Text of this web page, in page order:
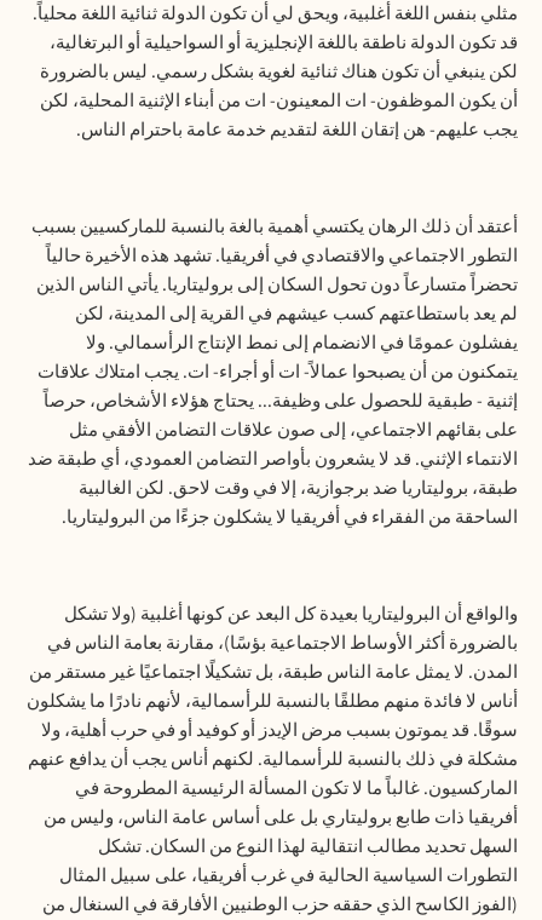
مثلي بنفس اللغة أغلبية، ويحق لي أن تكون الدولة ثنائية اللغة محلياً.
قد تكون الدولة ناطقة باللغة الإنجليزية أو السواحيلية أو البرتغالية،
لكن ينبغي أن تكون هناك ثنائية لغوية بشكل رسمي. ليس بالضرورة
أن يكون الموظفون- ات المعينون- ات من أبناء الإثنية المحلية، لكن
يجب عليهم- هن إتقان اللغة لتقديم خدمة عامة باحترام الناس.
أعتقد أن ذلك الرهان يكتسي أهمية بالغة بالنسبة للماركسيين بسبب
التطور الاجتماعي والاقتصادي في أفريقيا. تشهد هذه الأخيرة حالياً
تحضراً متسارعاً دون تحول السكان إلى بروليتاريا. يأتي الناس الذين
لم يعد باستطاعتهم كسب عيشهم في القرية إلى المدينة، لكن
يفشلون عمومًا في الانضمام إلى نمط الإنتاج الرأسمالي. ولا
يتمكنون من أن يصبحوا عمالاً- ات أو أجراء- ات. يجب امتلاك علاقات
إثنية - طبقية للحصول على وظيفة... يحتاج هؤلاء الأشخاص، حرصاً
على بقائهم الاجتماعي، إلى صون علاقات التضامن الأفقي مثل
الانتماء الإثني. قد لا يشعرون بأواصر التضامن العمودي، أي طبقة ضد
طبقة، بروليتاريا ضد برجوازية، إلا في وقت لاحق. لكن الغالبية
الساحقة من الفقراء في أفريقيا لا يشكلون جزءًا من البروليتاريا.
والواقع أن البروليتاريا بعيدة كل البعد عن كونها أغلبية (ولا تشكل
بالضرورة أكثر الأوساط الاجتماعية بؤسًا)، مقارنة بعامة الناس في
المدن. لا يمثل عامة الناس طبقة، بل تشكيلًا اجتماعيًا غير مستقر من
أناس لا فائدة منهم مطلقًا بالنسبة للرأسمالية، لأنهم نادرًا ما يشكلون
سوقًا. قد يموتون بسبب مرض الإيدز أو كوفيد أو في حرب أهلية، ولا
مشكلة في ذلك بالنسبة للرأسمالية. لكنهم أناس يجب أن يدافع عنهم
الماركسيون. غالباً ما لا تكون المسألة الرئيسية المطروحة في
أفريقيا ذات طابع بروليتاري بل على أساس عامة الناس، وليس من
السهل تحديد مطالب انتقالية لهذا النوع من السكان. تشكل
التطورات السياسية الحالية في غرب أفريقيا، على سبيل المثال
(الفوز الكاسح الذي حققه حزب الوطنيين الأفارقة في السنغال من